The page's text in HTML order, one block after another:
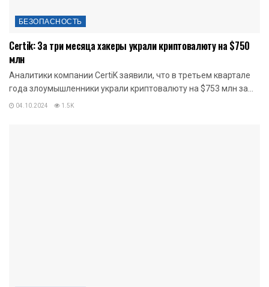
БЕЗОПАСНОСТЬ
Certik: За три месяца хакеры украли криптовалюту на $750
млн
Аналитики компании CertiK заявили, что в третьем квартале
года злоумышленники украли криптовалюту на $753 млн за...
04.10.2024 1.5K